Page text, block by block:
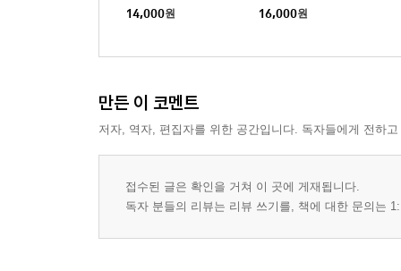
14,000원 16,000원
만든 이 코멘트
저자, 역자, 편집자를 위한 공간입니다. 독자들에게 전하
접수된 글은 확인을 거쳐 이 곳에 게재됩니다.
독자 분들의 리뷰는 리뷰 쓰기를, 책에 대한 문의는